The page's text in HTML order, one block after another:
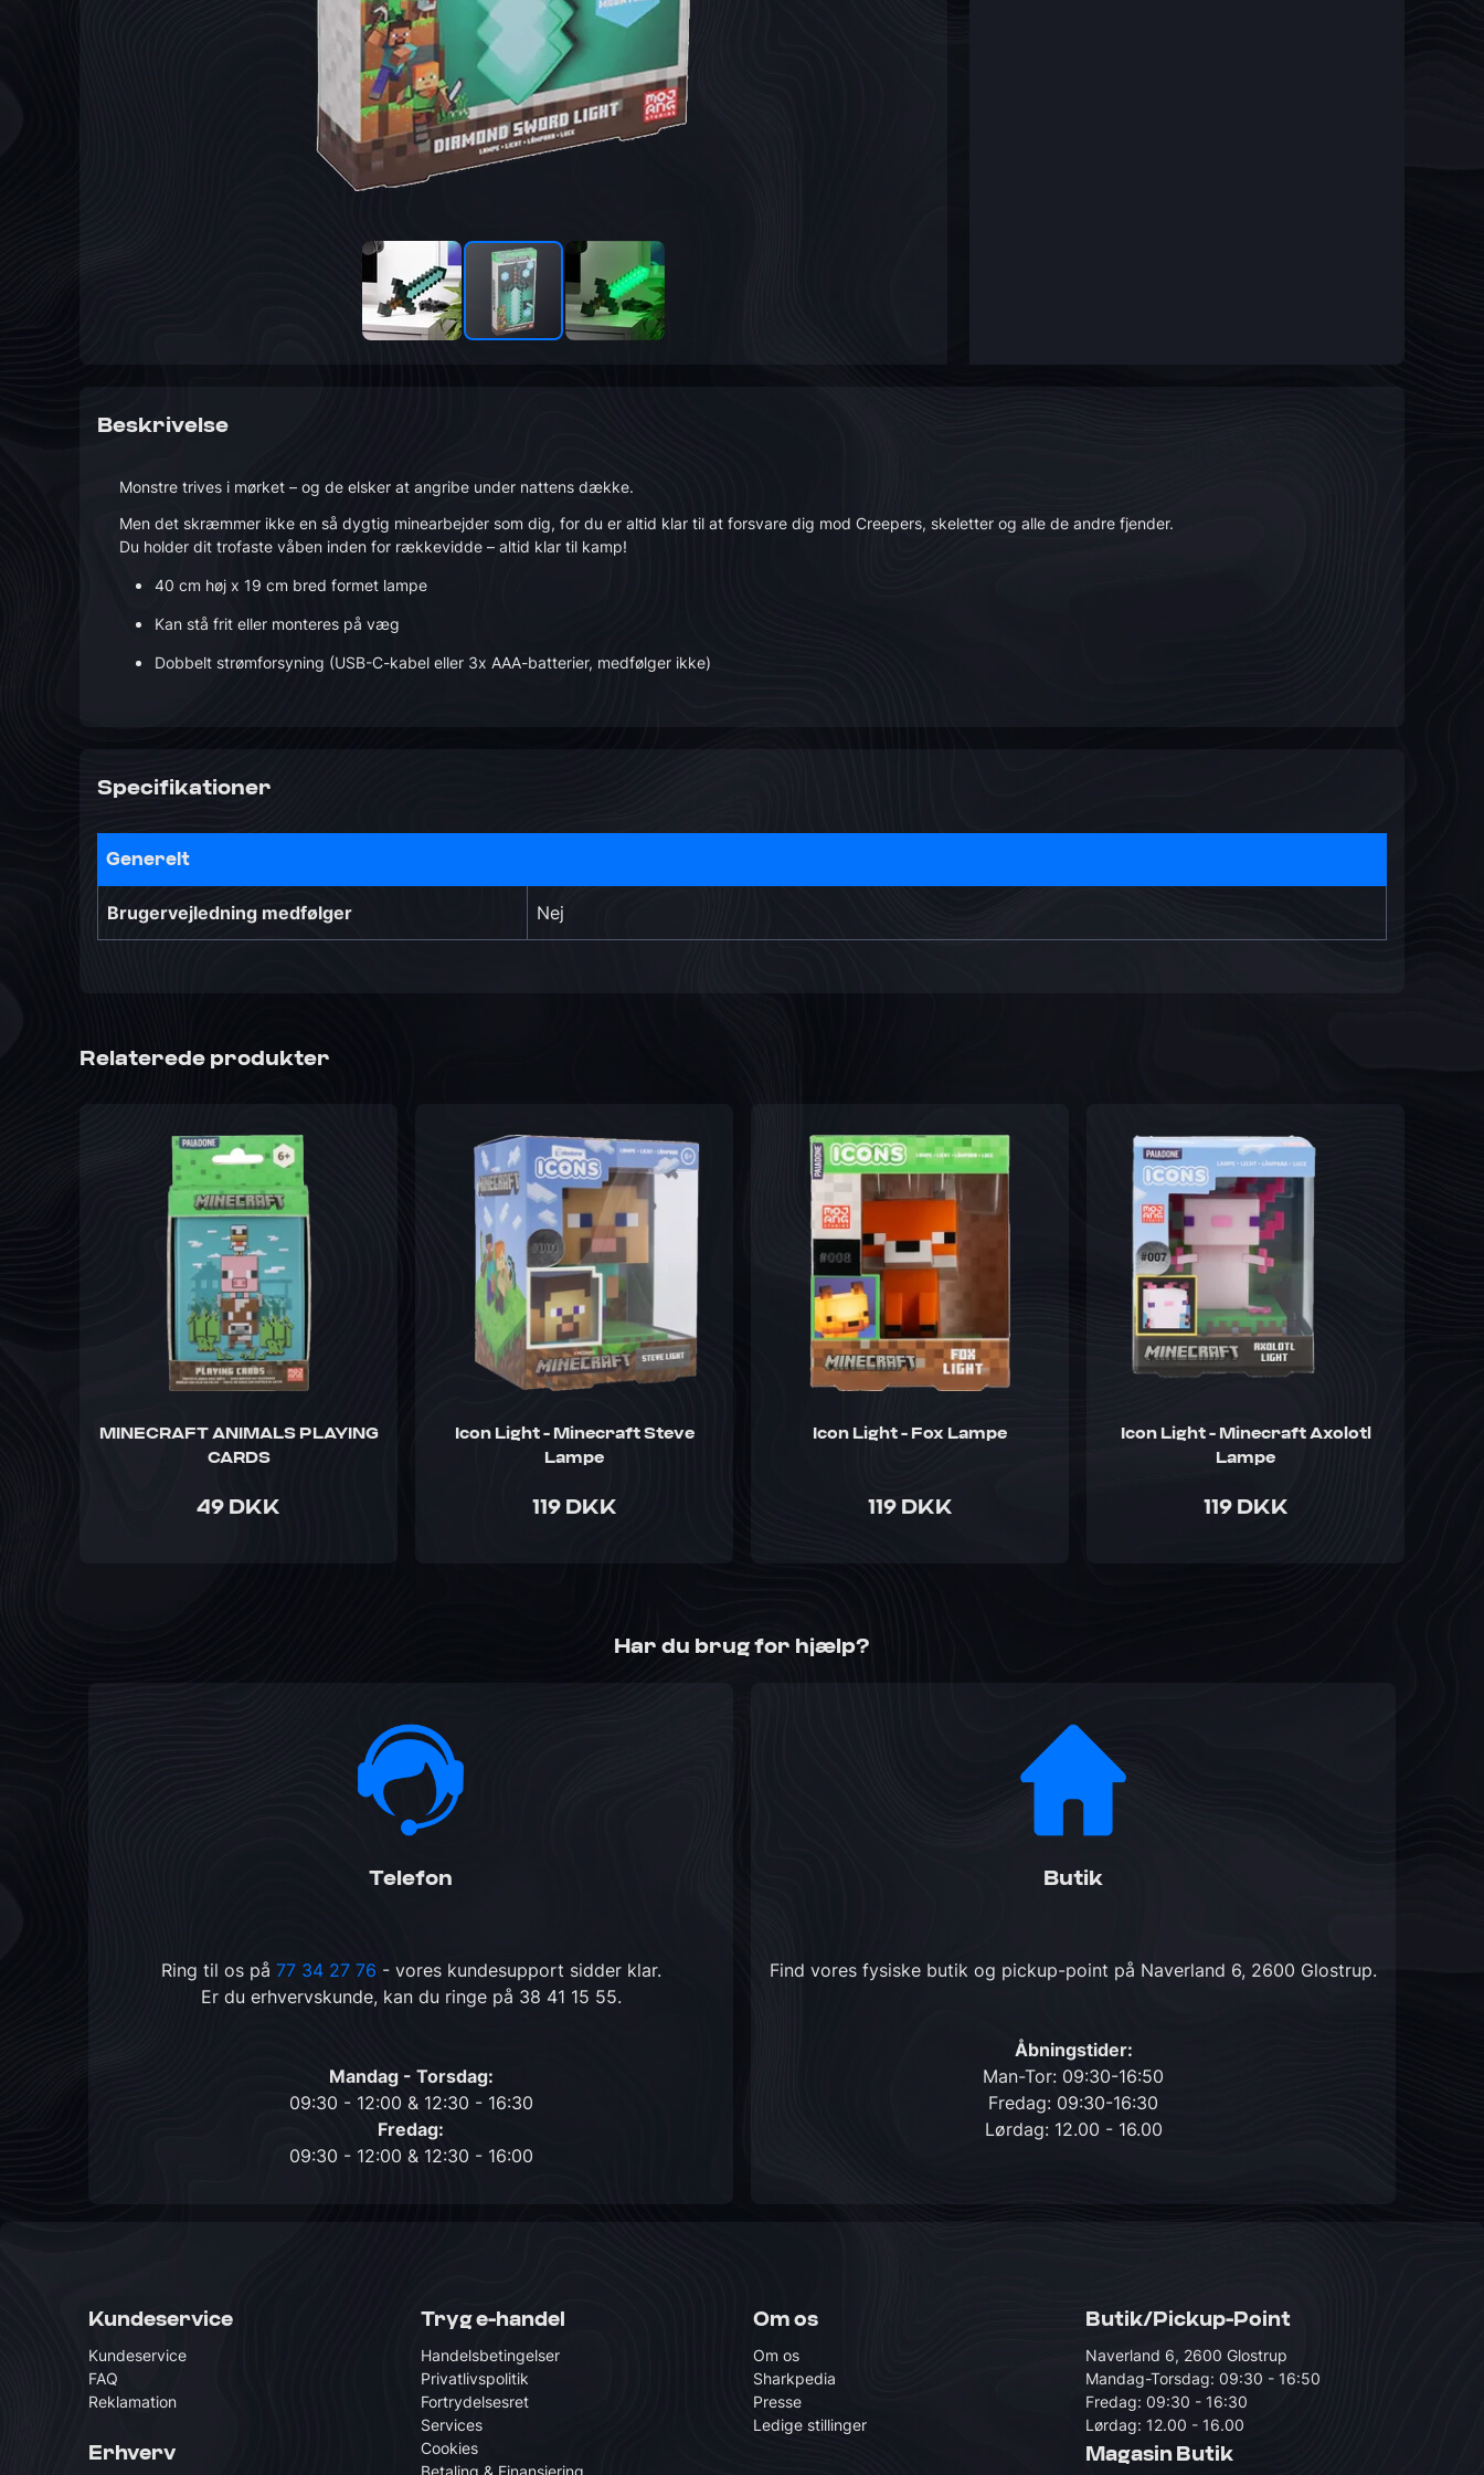
Beskrivelse
Monstre trives i mørket – og de elsker at angribe under nattens dække.
Men det skræmmer ikke en så dygtig minearbejder som dig, for du er altid klar til at forsvare dig mod Creepers, skeletter og alle de andre fjender.
Du holder dit trofaste våben inden for rækkevidde – altid klar til kamp!
40 cm høj x 19 cm bred formet lampe
Kan stå frit eller monteres på væg
Dobbelt strømforsyning (USB-C-kabel eller 3x AAA-batterier, medfølger ikke)
Specifikationer
Generelt
Brugervejledning medfølger Nej
Relaterede produkter
MINECRAFT ANIMALS PLAYING
CARDS
49 DKK
Icon Light - Minecraft Steve
Lampe
119 DKK
Icon Light - Fox Lampe
119 DKK
Icon Light - Minecraft Axolotl
Lampe
119 DKK
Har du brug for hjælp?
Telefon
Ring til os på 77 34 27 76 - vores kundesupport sidder klar.
Er du erhvervskunde, kan du ringe på 38 41 15 55.
Mandag - Torsdag:
09:30 - 12:00 & 12:30 - 16:30
Fredag:
09:30 - 12:00 & 12:30 - 16:00
Butik
Find vores fysiske butik og pickup-point på Naverland 6, 2600 Glostrup.
Åbningstider:
Man-Tor: 09:30-16:50
Fredag: 09:30-16:30
Lørdag: 12.00 - 16.00
Kundeservice
Kundeservice
FAQ
Reklamation
Erhverv
Tryg e-handel
Handelsbetingelser
Privatlivspolitik
Fortrydelsesret
Services
Cookies
Betaling & Finansiering
Om os
Om os
Sharkpedia
Presse
Ledige stillinger
Butik/Pickup-Point
Naverland 6, 2600 Glostrup
Mandag-Torsdag: 09:30 - 16:50
Fredag: 09:30 - 16:30
Lørdag: 12.00 - 16.00
Magasin Butik